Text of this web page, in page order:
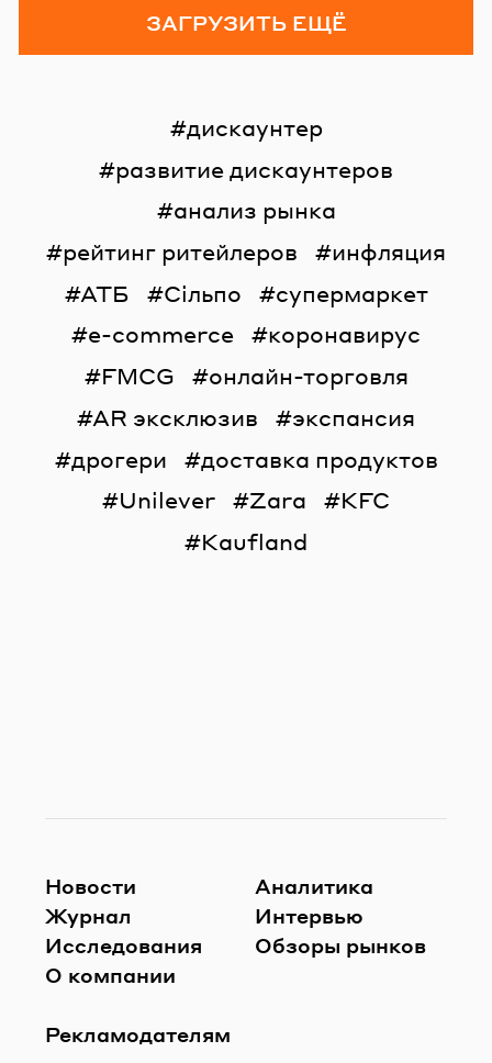
ЗАГРУЗИТЬ ЕЩЁ
дискаунтер
развитие дискаунтеров
анализ рынка
рейтинг ритейлеров
инфляция
АТБ
Сільпо
супермаркет
e-commerce
коронавирус
FMCG
онлайн-торговля
AR эксклюзив
экспансия
дрогери
доставка продуктов
Unilever
Zara
KFC
Kaufland
Новости
Журнал
Исследования
О компании
Рекламодателям
Аналитика
Интервью
Обзоры рынков